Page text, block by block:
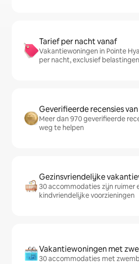
Tarief per nacht vanaf
Vakantiewoningen in Pointe
per nacht, exclusief
Geverifieerde recensies
Meer dan 970 geverifieerde
weg te helpen
Gezinsvriendelijke
30 accommodaties zijn ruimer
kindvriendelijke voorzieningen
Vakantiewoningen met
30 accommodaties met